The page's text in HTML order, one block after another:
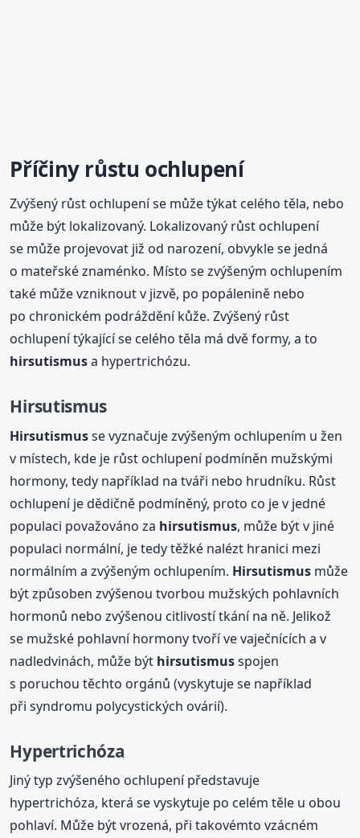
Příčiny růstu ochlupení
Zvýšený růst ochlupení se může týkat celého těla, nebo
může být lokalizovaný. Lokalizovaný růst ochlupení
se může projevovat již od narození, obvykle se jedná
o mateřské znaménko. Místo se zvýšeným ochlupením
také může vzniknout v jizvě, po popálenině nebo
po chronickém podráždění kůže. Zvýšený růst
ochlupení týkající se celého těla má dvě formy, a to
hirsutismusa hypertrichózu.
Hirsutismus
Hirsutismusse vyznačuje zvýšeným ochlupením u žen
v místech, kde je růst ochlupení podmíněn mužskými
hormony, tedy například na tváři nebo hrudníku. Růst
ochlupení je dědičně podmíněný, proto co je v jedné
populaci považováno za hirsutismus, může být v jiné
populaci normální, je tedy těžké nalézt hranici mezi
normálním a zvýšeným ochlupením. Hirsutismus může
být způsoben zvýšenou tvorbou mužských pohlavních
hormonů nebo zvýšenou citlivostí tkání na ně. Jelikož
se mužské pohlavní hormony tvoří ve vaječnících a v
nadledvinách, může být hirsutismusspojen
s poruchou těchto orgánů (vyskytuje se například
při syndromu polycystických ovárií).
Hypertrichóza
Jiný typ zvýšeného ochlupení představuje
hypertrichóza, která se vyskytuje po celém těle u obou
pohlaví. Může být vrozená, při takovémto vzácném